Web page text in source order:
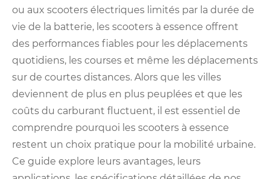
ou aux scooters électriques limités par la durée de
vie de la batterie, les scooters à essence offrent
des performances fiables pour les déplacements
quotidiens, les courses et même les déplacements
sur de courtes distances. Alors que les villes
deviennent de plus en plus peuplées et que les
coûts du carburant fluctuent, il est essentiel de
comprendre pourquoi les scooters à essence
restent un choix pratique pour la mobilité urbaine.
Ce guide explore leurs avantages, leurs